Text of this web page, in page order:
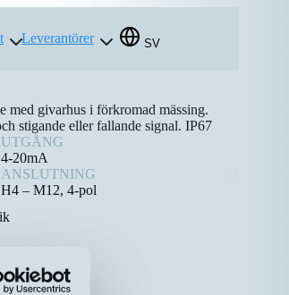
Leverantörer SV
givarhus i förkromad mässing.
stigande eller fallande signal. IP67
UTGÅNG
4-20mA
ANSLUTNING
H4 – M12, 4-pol